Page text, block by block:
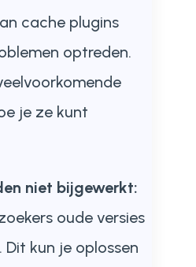
cache plugins
optreden.
je ze kunt
niet bijgewerkt:
oude versies
kun je oplossen